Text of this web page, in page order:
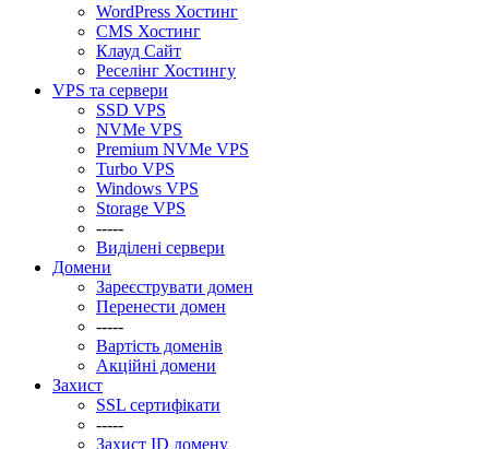
WordPress Хостинг
CMS Хостинг
Клауд Сайт
Реселінг Хостингу
VPS та сервери
SSD VPS
NVMe VPS
Premium NVMe VPS
Turbo VPS
Windows VPS
Stоrage VPS
-----
Виділені сервери
Домени
Зареєструвати домен
Перенести домен
-----
Вартість доменів
Акційні домени
Захист
SSL сертифікати
-----
Захист ID домену